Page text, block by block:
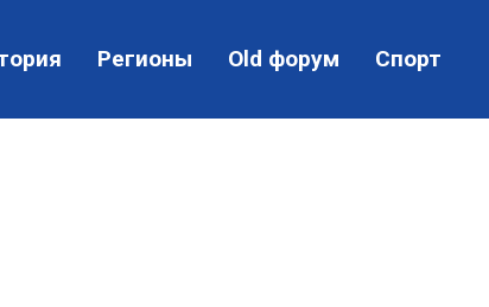
Регионы Old форум Спорт